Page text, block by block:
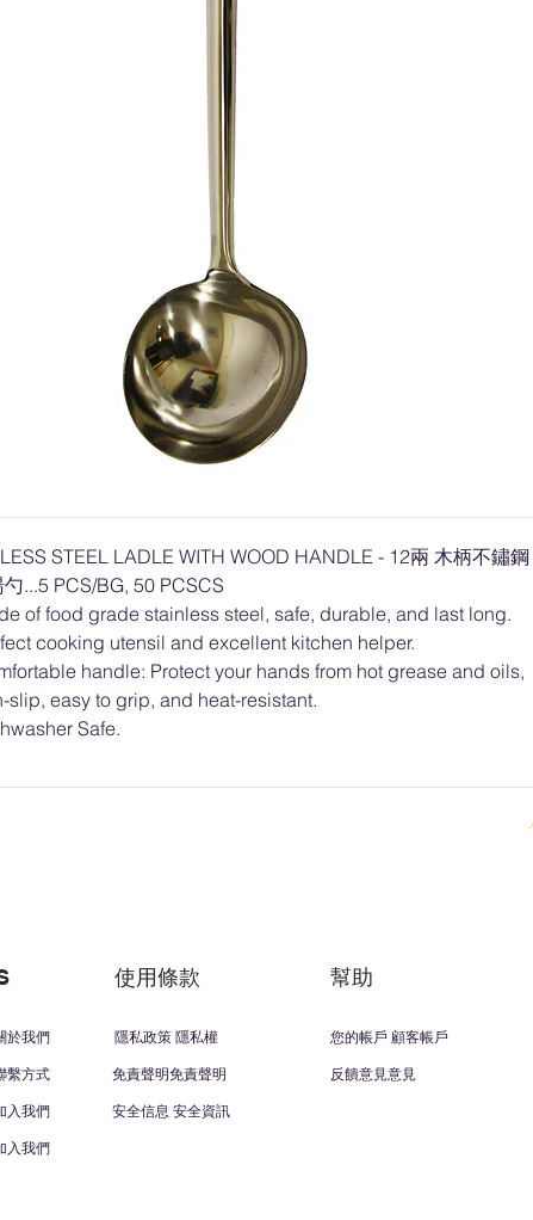
STEEL LADLE WITH WOOD HANDLE - 12兩 木柄不鏽鋼
...5 PCS/BG, 50 PCSCS
of food grade stainless steel, safe, durable, and last long.
cooking utensil and excellent kitchen helper.
handle: Protect your hands from hot grease and oils,
slip, easy to grip, and heat-resistant.
Safe.
使用條款 幫助
於我們
繫方式
入我們
隱私政策 隱私權
免責聲明免責聲明
安全信息 安全資訊
您的帳戶 顧客帳戶
反饋意見意見
入我們